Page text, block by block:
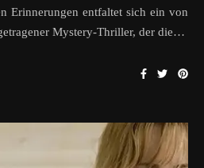
Erinnerungen entfaltet sich ein von
Mystery-Thriller, der die…